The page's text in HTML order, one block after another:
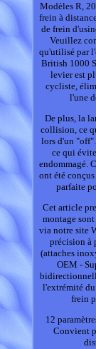
Modèles R,
frein à
de frein
Veuillez
qu'utilisé par
British 1000
levier est
cycliste,
l'une
De plus, la
collision, ce
lors d'un
ce qui
endommagé.
ont été
parfaite
Cet article
montage
via notre site
précision à
(attaches
OEM -
l'extrémité
frein
12
Convient